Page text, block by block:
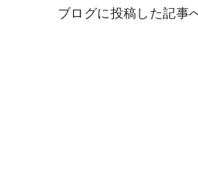
ブログに投稿した記事